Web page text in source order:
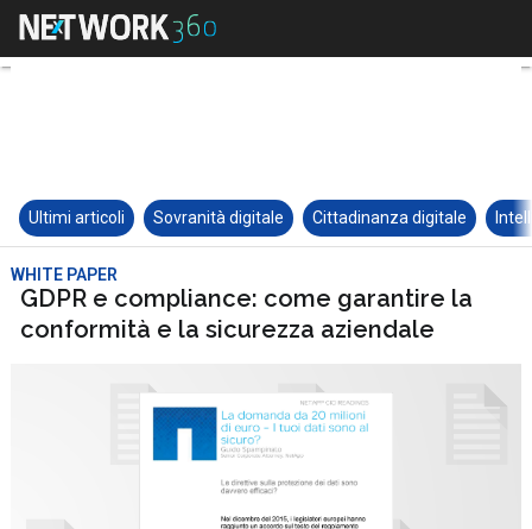
Ultimi articoli Sovranità digitale Cittadinanza digitale
WHITE PAPER
GDPR e compliance: come garantire la
conformità e la sicurezza aziendale